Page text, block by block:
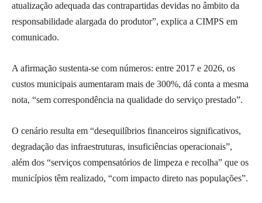
atualização adequada das contrapartidas devidas no âmbito da
responsabilidade alargada do produtor”, explica a CIMPS em
comunicado.
A afirmação sustenta-se com números: entre 2017 e 2026, os
custos municipais aumentaram mais de 300%, dá conta a mesma
nota, “sem correspondência na qualidade do serviço prestado”.
O cenário resulta em “desequilíbrios financeiros significativos,
degradação das infraestruturas, insuficiências operacionais”,
além dos “serviços compensatórios de limpeza e recolha” que os
municípios têm realizado, “com impacto direto nas populações”.